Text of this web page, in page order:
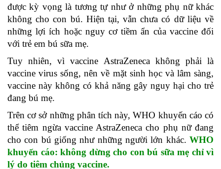
được kỳ vọng là tương tự như ở những phụ nữ khác
không cho con bú. Hiện tại, vẫn chưa có dữ liệu về
những lợi ích hoặc nguy cơ tiềm ẩn của vaccine đối
với trẻ em bú sữa mẹ.
Tuy nhiên, vì vaccine AstraZeneca không phải là
vaccine virus sống, nên về mặt sinh học và lâm sàng,
vaccine này không có khả năng gây nguy hại cho trẻ
đang bú mẹ.
Trên cơ sở những phân tích này, WHO khuyến cáo có
thể tiêm ngừa vaccine AstraZeneca cho phụ nữ đang
cho con bú giống như những người lớn khác. WHO
khuyến cáo: không dừng cho con bú sữa mẹ chỉ vì
lý do tiêm chủng vaccine.